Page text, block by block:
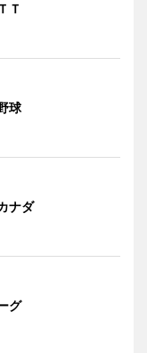
Ｔ
球
ナダ
グ